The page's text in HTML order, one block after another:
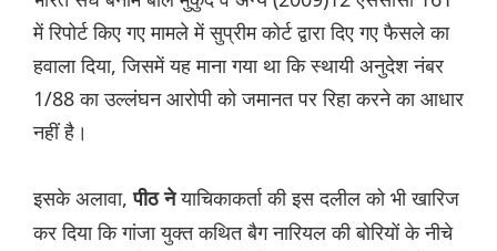
में रिपोर्ट किए गए मामले में सुप्रीम कोर्ट द्वारा दिए गए फैसले का
हवाला दिया, जिसमें यह माना गया था कि स्थायी अनुदेश नंबर
1/88 का उल्लंघन आरोपी को जमानत पर रिहा करने का आधार
नहीं है।
इसके अलावा,पीठ नेयाचिकाकर्ता की इस दलील को भी खारिज
कर दिया कि गांजा युक्त कथित बैग नारियल की बोरियों के नीचे